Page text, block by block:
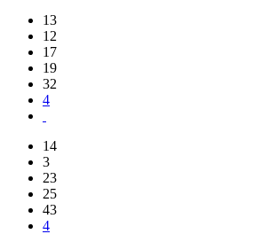
13
12
17
19
32
4
14
3
23
25
43
4